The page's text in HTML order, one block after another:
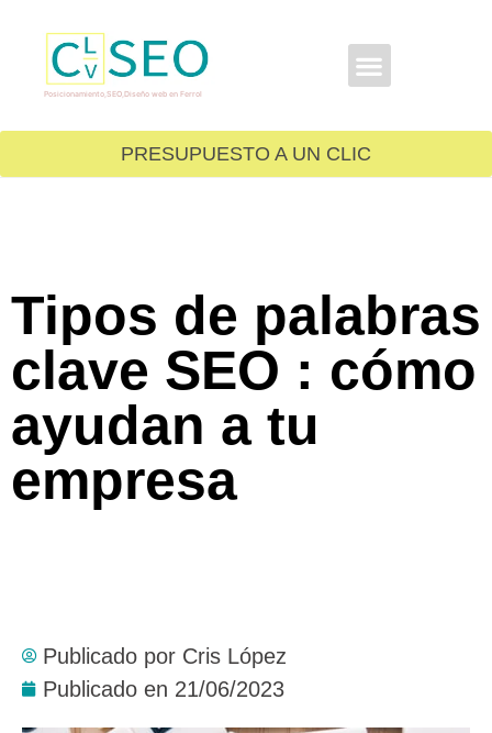
Posicionamiento,SEO,Diseño web en Ferrol
PRESUPUESTO A UN CLIC
Tipos de palabras
clave SEO : cómo
ayudan a tu
empresa
Publicado por Cris López
Publicado en 21/06/2023